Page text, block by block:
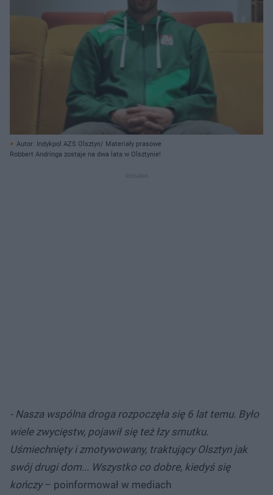
Autor: Indykpol AZS Olsztyn/ Materiały prasowe
Robbert Andringa zostaje na dwa lata w Olsztynie!
- Nasza wspólna droga rozpoczęła się 6 lat temu. Było
wiele zwycięstw, pojawił się też łzy smutku.
Uśmiechnięty i zmotywowany, traktujący Olsztyn jak
swój drugi dom... Wszystko co dobre, kiedyś się
kończy– poinformował w mediach